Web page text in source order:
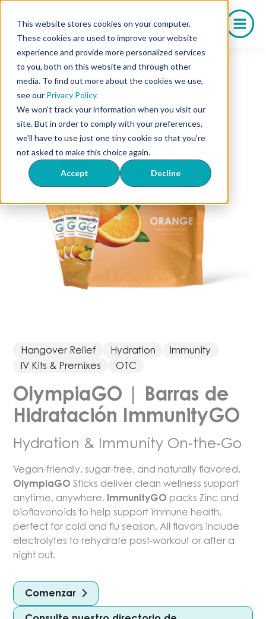
This website stores cookies on your computer.
These cookies are used to improve your website
experience and provide more personalized services
to you, both on this website and through other
media. To find out more about the cookies we use,
see our Privacy Policy.
We won't track your information when you visit our
site. But in order to comply with your preferences,
we'll have to use just one tiny cookie so that you're
not asked to make this choice again.
Accept Decline
contenido
Hangover Relief Hydration
Immunity
IV Kits & Premixes
OTC
OlympiaGO | Barras de
Hidratación ImmunityGO
Hydration & Immunity On-the-Go
Vegan-friendly, sugar-free, and naturally flavored,
OlympiaGO Sticks deliver clean wellness support
anytime, anywhere. ImmunityGO packs Zinc and
bioflavonoids to help support immune health,
perfect for cold and flu season. All flavors include
electrolytes to rehydrate post-workout or after a
night out.
Comenzar